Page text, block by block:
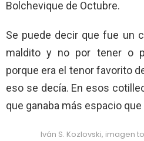
Bolchevique de Octubre.
Se puede decir que fue un
maldito y no por tener o
porque era el tenor favorito
eso se decía. En esos
que ganaba más espacio
Iván S. Kozlovski, imagen